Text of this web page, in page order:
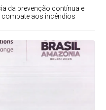
da prevenção contínua e
aos incêndios